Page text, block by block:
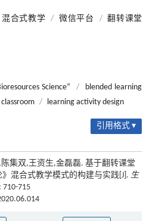
混合式教学 / 微信平台 / 翻转课堂
Science” /
blended learning
/ learning activity design
引用格式 ▾
集双,王资生,金磊磊. 基于翻转课堂
混合式教学模式的构建与实践[J]. 生
710-715